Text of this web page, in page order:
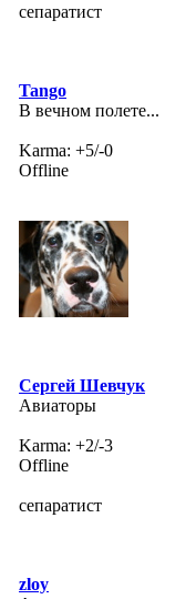
сепаратист
Tango
В вечном полете...
Karma: +5/-0
Offline
Сергей Шевчук
Авиаторы
Karma: +2/-3
Offline
сепаратист
zloy